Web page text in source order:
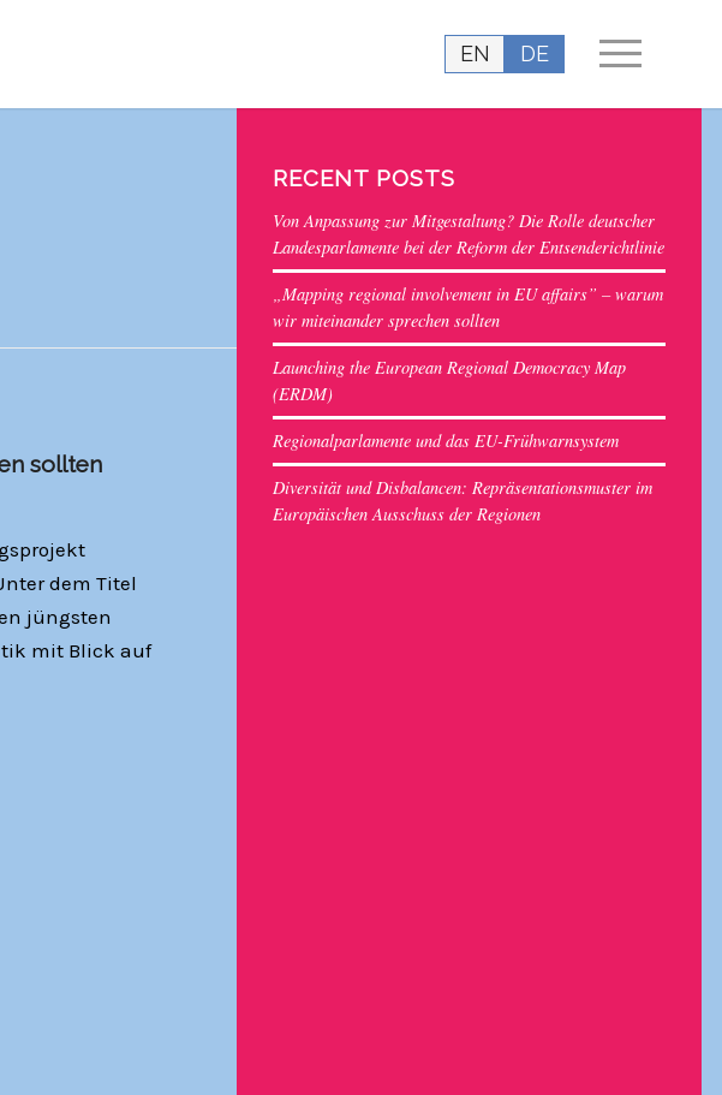
sollten
dem Titel
jüngsten
mit Blick auf
RECENT POSTS
Von Anpassung zur Mitgestaltung? Die Rolle deutscher
Landesparlamente bei der Reform der Entsenderichtlinie
„Mapping regional involvement in EU affairs” – warum
wir miteinander sprechen sollten
Launching the European Regional Democracy Map
(ERDM)
Regionalparlamente und das EU-Frühwarnsystem
Diversität und Disbalancen: Repräsentationsmuster im
Europäischen Ausschuss der Regionen
EN DE